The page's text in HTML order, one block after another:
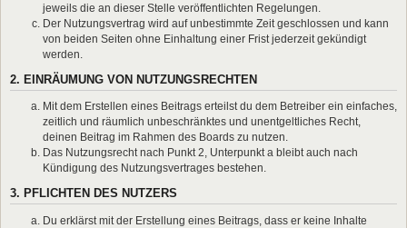
jeweils die an dieser Stelle veröffentlichten Regelungen.
Der Nutzungsvertrag wird auf unbestimmte Zeit geschlossen und kann
von beiden Seiten ohne Einhaltung einer Frist jederzeit gekündigt
werden.
2. EINRÄUMUNG VON NUTZUNGSRECHTEN
Mit dem Erstellen eines Beitrags erteilst du dem Betreiber ein einfaches,
zeitlich und räumlich unbeschränktes und unentgeltliches Recht,
deinen Beitrag im Rahmen des Boards zu nutzen.
Das Nutzungsrecht nach Punkt 2, Unterpunkt a bleibt auch nach
Kündigung des Nutzungsvertrages bestehen.
3. PFLICHTEN DES NUTZERS
Du erklärst mit der Erstellung eines Beitrags, dass er keine Inhalte